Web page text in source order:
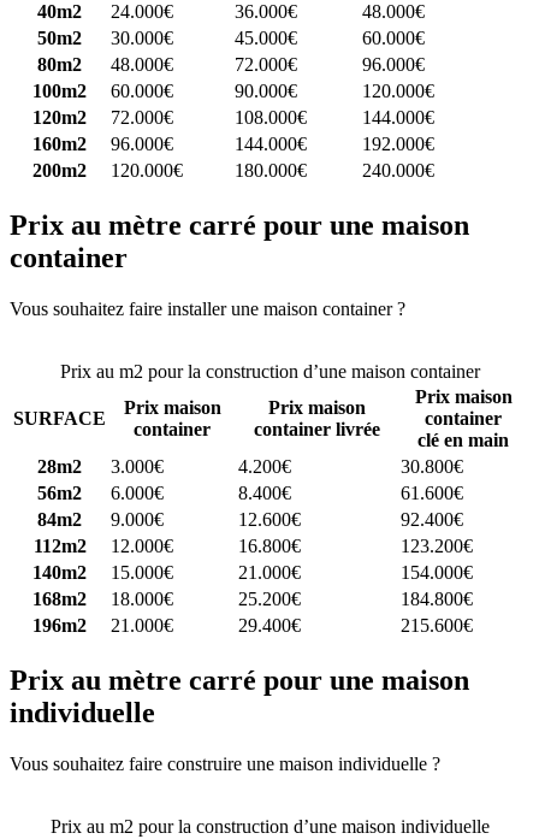
40m2
24.000€ 36.000€
48.000€
50m2
30.000€ 45.000€
60.000€
80m2
48.000€ 72.000€
96.000€
100m2
60.000€ 90.000€
120.000€
120m2
72.000€ 108.000€
144.000€
160m2
96.000€ 144.000€
192.000€
200m2
120.000€ 180.000€ 240.000€
Prix au mètre carré pour une maison
container
Vous souhaitez faire installer une maison container ?
Prix au m2 pour la construction d’une maison container
SURFACE
Prix maison
container
Prix maison
container livrée
Prix maison
container
clé en main
28m2
3.000€ 4.200€
30.800€
56m2
6.000€ 8.400€
61.600€
84m2
9.000€ 12.600€
92.400€
112m2
12.000€ 16.800€
123.200€
140m2
15.000€ 21.000€
154.000€
168m2
18.000€ 25.200€
184.800€
196m2
21.000€ 29.400€ 215.600€
Prix au mètre carré pour une maison
individuelle
Vous souhaitez faire construire une maison individuelle ?
Prix au m2 pour la construction d’une maison individuelle